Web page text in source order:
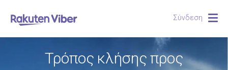
Σύνδεση
Τρόπος κλήσης προς